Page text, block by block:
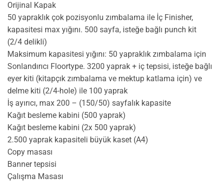
Orijinal Kapak
50 yapraklık çok pozisyonlu zımbalama ile İç Finisher,
kapasitesi max yığını. 500 sayfa, isteğe bağlı punch kit
(2/4 delikli)
Maksimum kapasitesi yığını: 50 yapraklık zımbalama için
Sonlandırıcı Floortype. 3200 yaprak + iç tepsisi, isteğe bağlı
eyer kiti (kitapçık zımbalama ve mektup katlama için) ve
delme kiti (2/4-hole) ile 100 yaprak
İş ayırıcı, max 200 – (150/50) sayfalık kapasite
Kağıt besleme kabini (500 yaprak)
Kağıt besleme kabini (2x 500 yaprak)
2.500 yaprak kapasiteli büyük kaset (A4)
Copy masası
Banner tepsisi
Çalışma Masası